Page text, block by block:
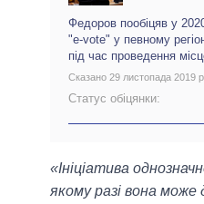
Федоров пообіцяв у
"e-vote" у певному
під час проведення
Сказано 29 листопада 2019 р.
Статус обіцянки:
«Ініціатива
якому разі вона